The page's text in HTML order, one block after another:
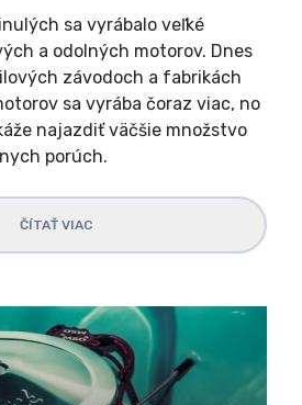
sa vyrábalo veľké
a odolných motorov. Dnes
závodoch a fabrikách
sa vyrába čoraz viac, no
najazdiť väčšie množstvo
porúch.
ČÍTAŤ VIAC